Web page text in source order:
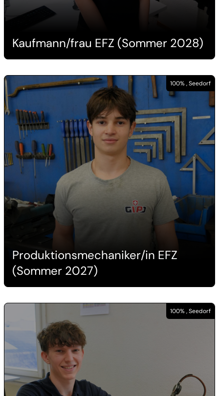
Kaufmann/frau EFZ (Sommer 2028)
100% , Seedorf
Produktionsmechaniker/in EFZ
(Sommer 2027)
100% , Seedorf